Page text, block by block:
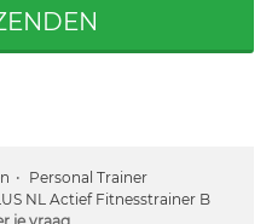
Personal Trainer
NL Actief Fitnesstrainer B